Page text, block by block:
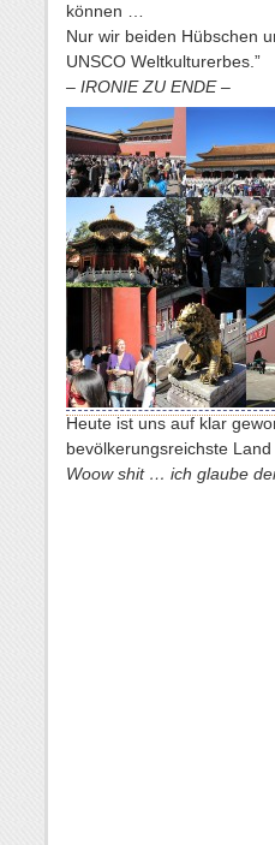
können …
Nur wir beiden Hübschen
UNSCO Weltkulturerbes.”
– IRONIE ZU ENDE –
Heute ist uns auf klar
bevölkerungsreichste
Woow shit … ich glaube